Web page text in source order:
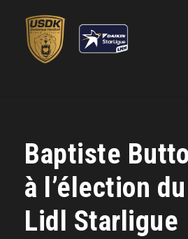
Baptiste
à l’élection
Lidl Starligue